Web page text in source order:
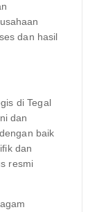
dan hasil
di Tegal
dan
baik
dan
resmi